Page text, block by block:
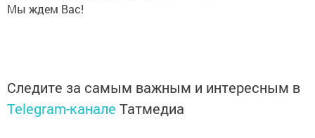
Мы ждем Вас!
Следите за самым важным и интересным в
Telegram-канале Татмедиа